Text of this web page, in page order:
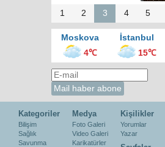
1 2 3 4 5
Moskova İstanbul
4℃
15℃
Kategoriler
Bilişim
Sağlık
Savunma
Medya
Foto Galeri
Video Galeri
Karikatürler
Kişilikler
Yorumlar
Yazar